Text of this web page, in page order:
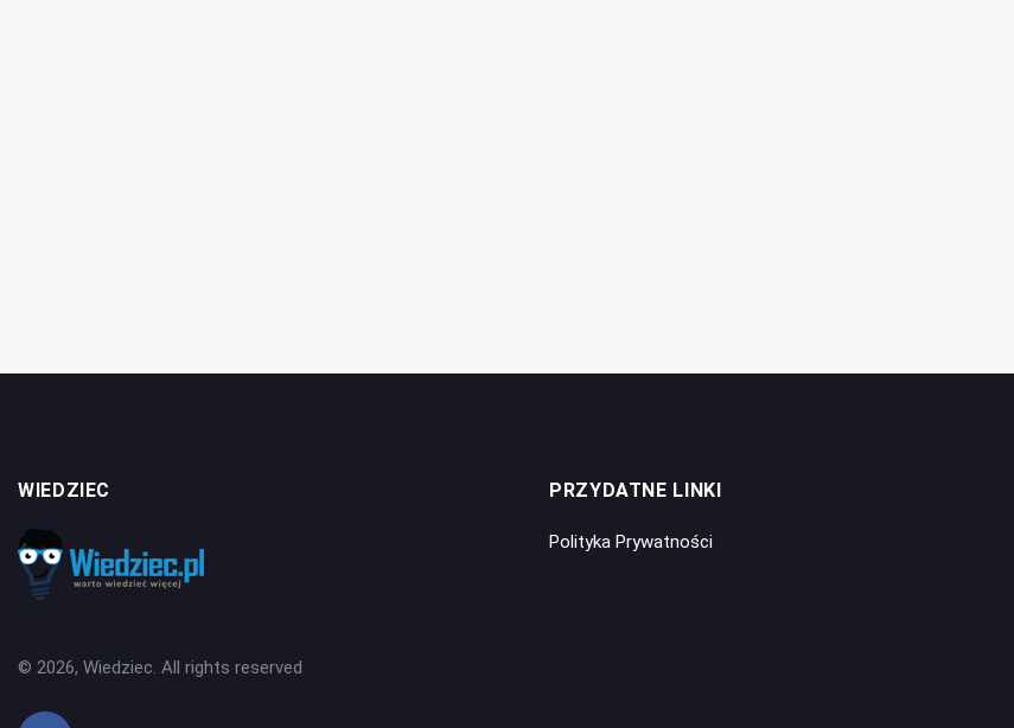
WIEDZIEC
© 2026, Wiedziec. All rights reserved
PRZYDATNE LINKI
Polityka Prywatności